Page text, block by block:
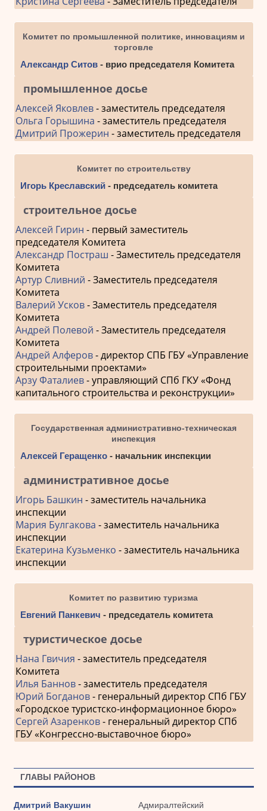
Комитет по промышленной политике, инновациям и
торговле
Александр Ситов- врио председателя Комитета
промышленное досье
Алексей Яковлев- заместитель председателя
Ольга Горышина - заместитель председателя
Дмитрий Прожерин - заместитель председателя
Комитет по строительству
Игорь Креславский - председатель комитета
строительное досье
Алексей Гирин - первый заместитель
председателя Комитета
Александр Постраш - Заместитель председателя
Комитета
Артур Сливний - Заместитель председателя
Комитета
Валерий Усков- Заместитель председателя
Комитета
Андрей Полевой - Заместитель председателя
Комитета
Андрей Алферов- директор СПБ ГБУ «Управление
строительными проектами»
Арзу Фаталиев- управляющий СПб ГКУ «Фонд
капитального строительства и реконструкции»
Государственная административно-техническая
инспекция
Алексей Геращенко- начальник инспекции
административное досье
Игорь Башкин - заместитель начальника
инспекции
Мария Булгакова - заместитель начальника
инспекции
Екатерина Кузьменко - заместитель начальника
инспекции
Комитет по развитию туризма
Евгений Панкевич - председатель комитета
туристическое досье
Нана Гвичия - заместитель председателя
Комитета
Илья Баннов- заместитель председателя
Юрий Богданов- генеральный директор СПб ГБУ
«Городское туристско-информационное бюро»
Сергей Азаренков- генеральный директор СПб
ГБУ «Конгрессно-выставочное бюро»
ГЛАВЫ РАЙОНОВ
Дмитрий Вакушин Адмиралтейский